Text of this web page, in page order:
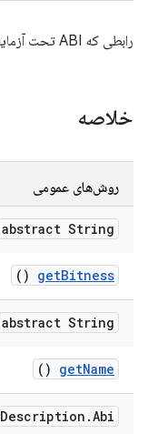
رابطی که ABI تحت آزمایش را نشان می‌دهد.
خلاصه
روش‌های عمومی
abstract String
getBitness
()
abstract String
getName
()
Description .Abi